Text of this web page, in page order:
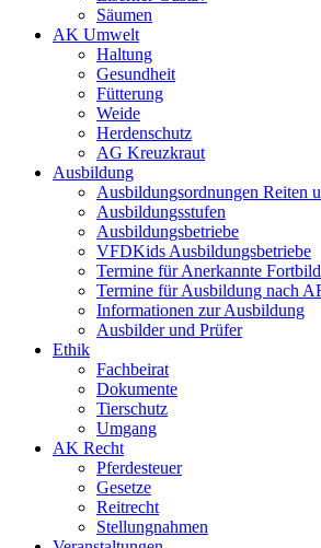
Säumen
AK Umwelt
Haltung
Gesundheit
Fütterung
Weide
Herdenschutz
AG Kreuzkraut
Ausbildung
Ausbildungsordnungen Reiten
Ausbildungsstufen
Ausbildungsbetriebe
VFDKids Ausbildungsbetriebe
Termine für Anerkannte
Termine für Ausbildung nach
Informationen zur Ausbildung
Ausbilder und Prüfer
Ethik
Fachbeirat
Dokumente
Tierschutz
Umgang
AK Recht
Pferdesteuer
Gesetze
Reitrecht
Stellungnahmen